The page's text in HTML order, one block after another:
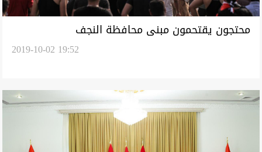
محتجون يقتحمون مبنى محافظة النجف
2019-10-02 19:52